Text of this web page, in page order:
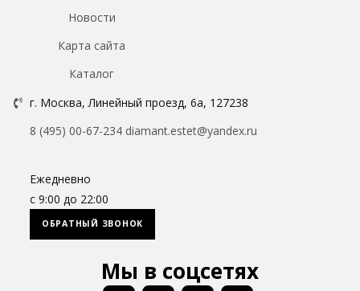
Новости
Карта сайта
Каталог
г. Москва, Линейный проезд, 6а, 127238
8 (495) 00-67-234 diamant.estet@yandex.ru
Ежедневно
с 9:00 до 22:00
ОБРАТНЫЙ ЗВОНОК
Мы в соцсетях